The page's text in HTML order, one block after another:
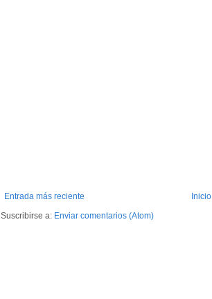
Entrada más reciente
Inicio
Suscribirse a: Enviar comentarios (Atom)